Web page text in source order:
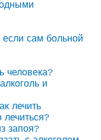
если сам больной
человека?
и
лечить
запоя?